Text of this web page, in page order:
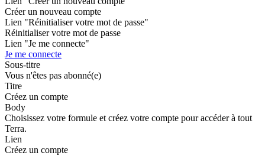
Créer un nouveau compte
Lien "Réinitialiser votre mot de passe"
Réinitialiser votre mot de passe
Lien "Je me connecte"
Je me connecte
Sous-titre
Vous n'êtes pas abonné(e)
Titre
Créez un compte
Body
Choisissez votre formule et créez votre compte pour accéder à tout
Terra.
Lien
Créez un compte